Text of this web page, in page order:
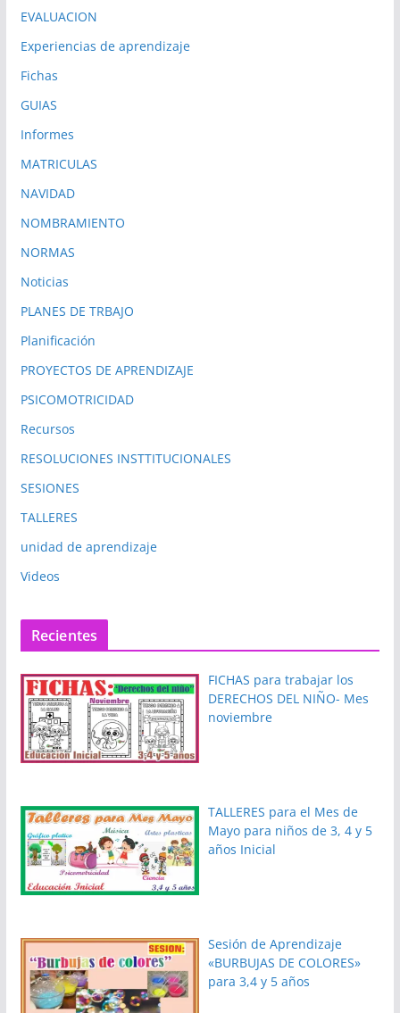
EVALUACION
Experiencias de aprendizaje
Fichas
GUIAS
Informes
MATRICULAS
NAVIDAD
NOMBRAMIENTO
NORMAS
Noticias
PLANES DE TRBAJO
Planificación
PROYECTOS DE APRENDIZAJE
PSICOMOTRICIDAD
Recursos
RESOLUCIONES INSTTITUCIONALES
SESIONES
TALLERES
unidad de aprendizaje
Videos
Recientes
FICHAS para trabajar los
DERECHOS DEL NIÑO- Mes
noviembre
TALLERES para el Mes de
Mayo para niños de 3, 4 y 5
años Inicial
Sesión de Aprendizaje
«BURBUJAS DE COLORES»
para 3,4 y 5 años